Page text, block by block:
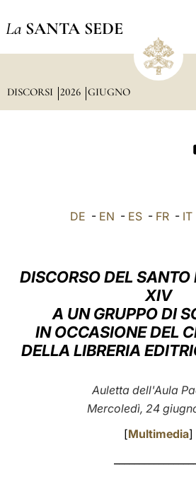
La SANTA SEDE
DISCORSI 2026 GIUGNO
DE - EN - ES - FR - IT
DISCORSO DEL SANTO
XIV
A UN GRUPPO DI
IN OCCASIONE DEL
DELLA LIBRERIA
Auletta dell'Aula
Mercoledì, 24
[Multimedia]